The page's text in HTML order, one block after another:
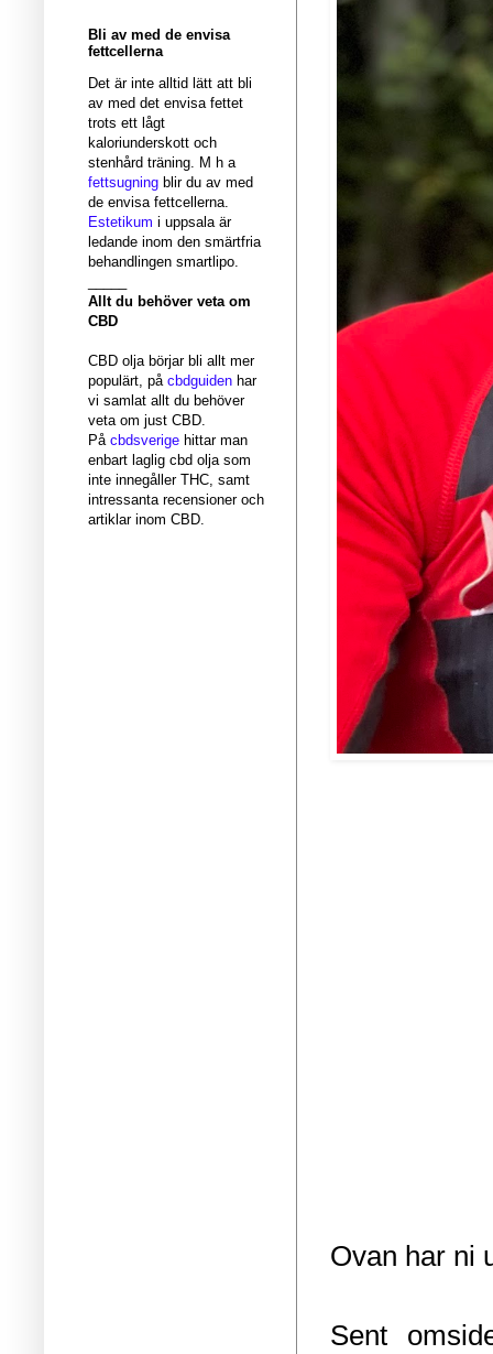
Ovan har ni
Sent
Bli av med de envisa
fettcellerna
Det är inte alltid lätt att bli
av med det envisa fettet
trots ett lågt
kaloriunderskott och
stenhård träning. M h a
fettsugning blir du av med
de envisa fettcellerna.
Estetikum i uppsala är
ledande inom den smärtfria
behandlingen smartlipo.
Allt du behöver veta om
CBD
CBD olja börjar bli allt mer
populärt, påcbdguiden har
vi samlat allt du behöver
veta om just CBD.
På cbdsverige hittar man
enbart laglig cbd olja som
inte innegåller THC, samt
intressanta recensioner och
artiklar inom CBD.